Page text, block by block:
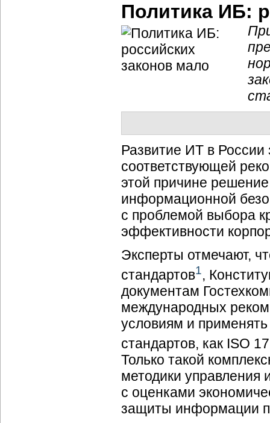
Политика ИБ:
Развитие ИТ в России
соответствующей
этой причине
информационной
с проблемой выбора
эффективности
Эксперты отмечают,
стандартов1,
документам
международных
условиям и
стандартов, как ISO
Только такой
методики
с оценками
защиты информации